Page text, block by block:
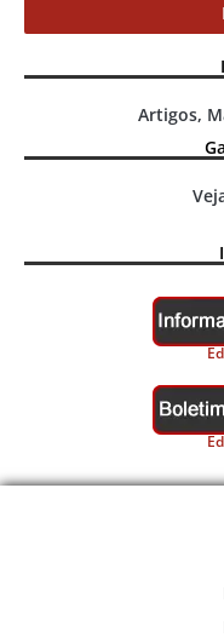
Artigos,